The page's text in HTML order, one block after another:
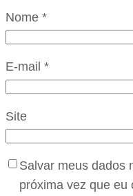
Nome *
E-mail *
Site
Salvar meus dados
próxima vez que eu